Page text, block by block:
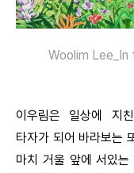
Woolim
이우림은 일상에 지
타자가 되어 바라보는
마치 거울 앞에 서있